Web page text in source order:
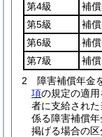
第4級
補
第5級
補
第6級
補
第7級
補
2
障害補償年金
項の規定の適
者に支給され
係る障害補償年
掲げる場合の区